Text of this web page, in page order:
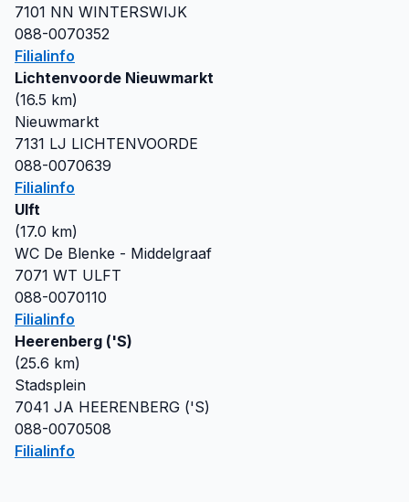
7101 NN WINTERSWIJK
088-0070352
Filialinfo
Lichtenvoorde Nieuwmarkt
(16.5 km)
Nieuwmarkt
7131 LJ LICHTENVOORDE
088-0070639
Filialinfo
Ulft
(17.0 km)
WC De Blenke - Middelgraaf
7071 WT ULFT
088-0070110
Filialinfo
Heerenberg ('S)
(25.6 km)
Stadsplein
7041 JA HEERENBERG ('S)
088-0070508
Filialinfo